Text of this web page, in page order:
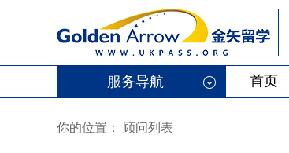
服务导航 首页
你的位置： 顾问列表